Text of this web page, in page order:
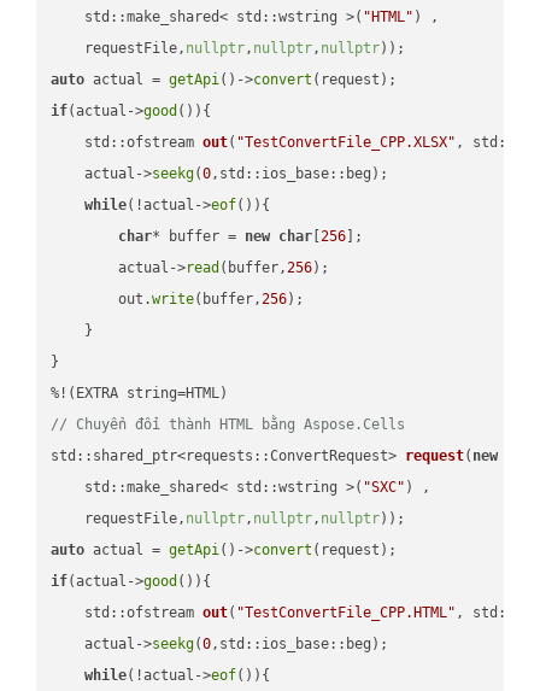
    std::make_shared< std::wstring >(
"HTML" ) ,
    requestFile,
nullptr, nullptr, nullptr))
auto actual = getApi()->convert
if(actual->good ()){
std::ofstream out( "TestConvertFile_CPP.XLSX" ,
    actual->
seekg(0,std::ios_base::beg);
while(!actual->eof()){
char* buffer = new char [256 ];
        actual->
read (buffer,256);
        out.
write(buffer,256);
    }
}
// Chuyển đổi thành HTML bằng Aspose.Cells
std::shared_ptr<requests::ConvertRequest> request( new
    std::make_shared< std::wstring >(
"SXC" ) ,
    requestFile,
nullptr, nullptr, nullptr))
auto actual = getApi()->convert
if(actual->good ()){
std::ofstream out( "TestConvertFile_CPP.HTML" ,
    actual->
seekg(0,std::ios_base::beg);
while(!actual->eof()){